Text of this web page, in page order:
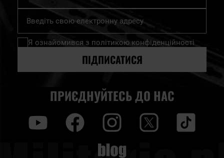
Підпишіться
нашу
розсилку
Я ознайомився з політикою конфіденційності
ПІДПИСАТИСЯ
ПРИЄДНУЙТЕСЬ ДО НАС
Blog